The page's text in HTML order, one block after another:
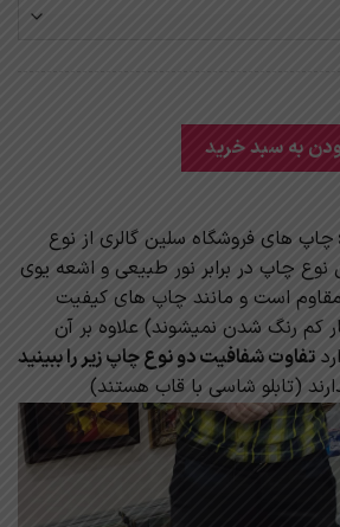
عدد
به سبد خرید
چاپ های فروشگاه سلین گالری از نوع
چاپ در برابر نور طبیعی و اشعه یوی
است و مانند چاپ های کیفیت
کم رنگ شدن نمیشوند) علاوه بر آن
تفاوت شفافیت دو نوع چاپ زیر را ببینید
(تابلو شاسی با قاب هستند)